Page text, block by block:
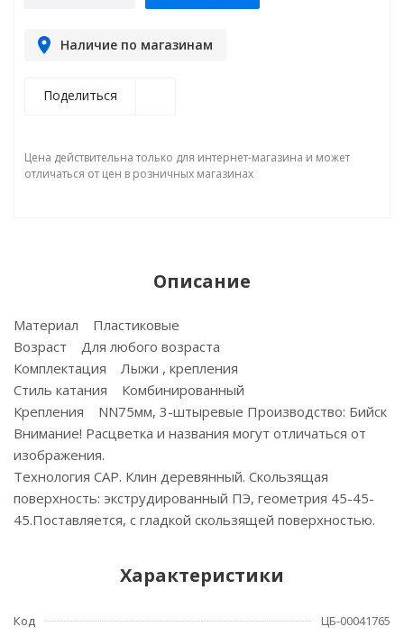
Наличие по магазинам
Поделиться
Цена действительна только для интернет-магазина и может
отличаться от цен в розничных магазинах
Описание
Материал Пластиковые
Возраст Для любого возраста
Комплектация Лыжи , крепления
Стиль катания Комбинированный
Крепления NN75мм, 3-штыревые Производство: Бийск
Внимание! Расцветка и названия могут отличаться от
изображения.
Технология САР. Клин деревянный. Скользящая
поверхность: экструдированный ПЭ, геометрия 45-45-
45.Поставляется, с гладкой скользящей поверхностью.
Характеристики
Код ЦБ-00041765